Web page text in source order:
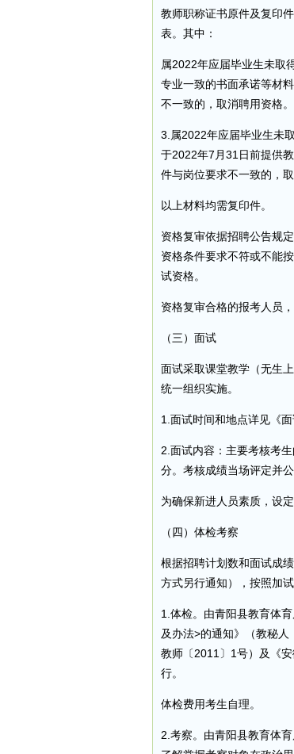
教师职称证书原件及复印
表。其中：
属2022年应届毕业生未取
专业一致的书面承诺等材
不一致的，取消聘用资格。
3.属2022年应届毕业生未
于2022年7月31日前提供
件与岗位要求不一致的，取
以上材料均需复印件。
资格复审依据招聘公告规
资格条件要求不符或不能
试资格。
资格复审合格的报考人员
（三）面试
面试采取课堂教学（无生
统一组织实施。
1.面试时间和地点详见《
2.面试内容：主要考核考
分。考核成绩当场评定并公
为确保新进人员素质，设
（四）体检考察
根据招聘计划数和面试成
方式另行通知），按照加
1.体检。由青阳县教育体
及办法>的通知》（教秘
教师〔2011〕1号）及《
行。
体检费用考生自理。
2.考察。由青阳县教育体